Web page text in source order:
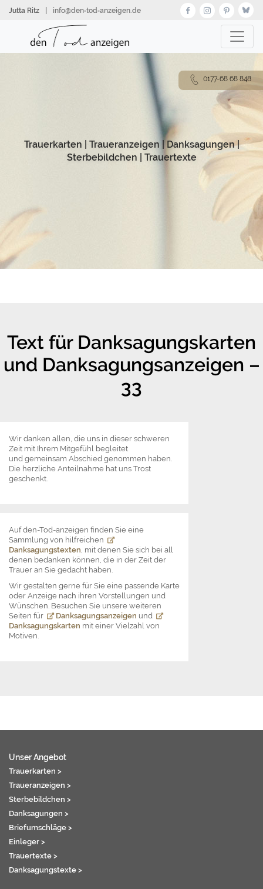
zumJutta Ritz info@den‑tod‑anzeigen.de
Trauerkarten Traueranzeigen |Danksagungen|
Sterbebildchen
Trauertexte
Text für Danksagungskarten
und Danksagungsanzeigen –
33
Wir danken allen, die uns in dieser schweren
Zeit mit Ihrem Mitgefühl begleitet
und gemeinsam Abschied genommen haben.
Die herzliche Anteilnahme hat uns Trost
geschenkt.
Auf den-Tod-anzeigen finden Sie eine
Sammlung von hilfreichen
Danksagungstexten, mit denen Sie sich bei all
denen bedanken können, die in der Zeit der
Trauer an Sie gedacht haben.
Wir gestalten gerne für Sie eine passende Karte
oder Anzeige nach ihren Vorstellungen und
Wünschen. Besuchen Sie unsere weiteren
Seiten für
Danksagungsanzeigen und
Danksagungskarten mit einer Vielzahl von
Motiven.
Unser Angebot
Trauerkarten >
Traueranzeigen >
Sterbebildchen >
Danksagungen >
Briefumschläge >
Einleger >
Trauertexte >
Danksagungstexte >
0177-68 68 848